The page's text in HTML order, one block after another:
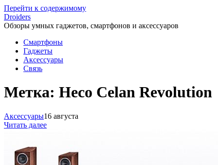
Перейти к содержимому
Droiders
Обзоры умных гаджетов, смартфонов и аксессуаров
Смартфоны
Гаджеты
Аксессуары
Связь
Метка: Heco Celan Revolution
Аксессуары16 августа
Читать далее